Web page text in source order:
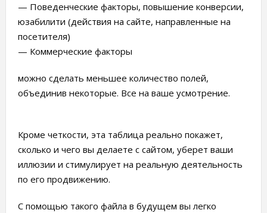
— Поведенческие факторы, повышение конверсии,
юзабилити (действия на сайте, направленные на
посетителя)
— Коммерческие факторы
можно сделать меньшее количество полей,
объединив некоторые. Все на ваше усмотрение.
Кроме четкости, эта таблица реально покажет,
сколько и чего вы делаете с сайтом, уберет ваши
иллюзии и стимулирует на реальную деятельность
по его продвижению.
С помощью такого файла в будущем вы легко